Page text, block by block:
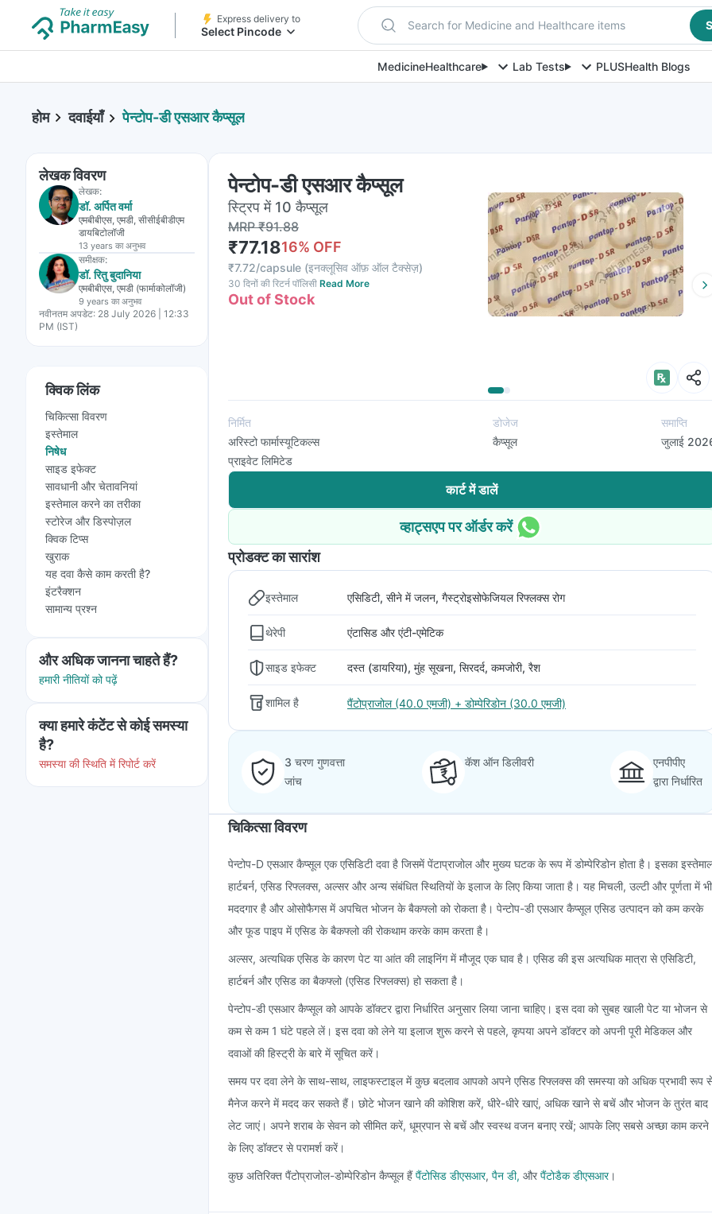
Express delivery to
Select Pincode Search for Medicine and Healthcare items
MedicineHealthcare Lab Tests PLUSHealth Blogs
होम दवाईयाँ पेन्टोप-डी एसआर कैप्सूल
लेखक विवरण
लेखक:
डॉ. अर्पित वर्मा
एमबीबीएस, एमडी, सीसीईबीडीएम
डायबिटोलॉजी
13 years का अनुभव
समीक्षक:
डॉ. रितु बुदानिया
एमबीबीएस, एमडी (फार्माकोलॉजी)
9 years का अनुभव
नवीनतम अपडेट: 28 July 2026 | 12:33
PM (IST)
क्विक लिंक
चिकित्सा विवरण
इस्तेमाल
निषेध
साइड इफेक्ट
सावधानी और चेतावनियां
इस्तेमाल करने का तरीका
स्टोरेज और डिस्पोज़ल
क्विक टिप्स
खुराक
यह दवा कैसे काम करती है?
इंटरैक्शन
सामान्य प्रश्न
और अधिक जानना चाहते हैं?
हमारी नीतियों को पढ़ें
क्या हमारे कंटेंट से कोई समस्या
है?
समस्या की स्थिति में रिपोर्ट करें
पेन्टोप-डी एसआर कैप्सूल
स्ट्रिप में 10 कैप्सूल
MRP₹91.88
₹77.1816% OFF
₹7.72/capsule (इनक्लूसिव ऑफ़ ऑल टैक्सेज़)
30 दिनों की रिटर्न पॉलिसी Read More
Out of Stock
निर्मित
अरिस्टो फार्मास्यूटिकल्स
प्राइवेट लिमिटेड
डोजेज
कैप्सूल
समाप्ति
जुलाई
कार्ट में डालें
व्हाट्सएप पर ऑर्डर करें
प्रोडक्ट का सारांश
इस्तेमाल एसिडिटी, सीने में जलन, गैस्ट्रोइसोफेजियल रिफ्लक्स रोग
थेरेपी एंटासिड और एंटी-एमेटिक
साइड इफेक्ट दस्त (डायरिया), मुंह सूखना, सिरदर्द, कमजोरी, रैश
शामिल है पैंटोप्राजोल (40.0 एमजी) + डोम्पेरिडोन (30.0 एमजी)
3 चरण गुणवत्ता
जांच
कॅश ऑन डिलीवरी
एनपीपीए
द्वारा निर्धारित
चिकित्सा विवरण
पेन्टोप-D एसआर कैप्सूल एक एसिडिटी दवा है जिसमें पेंटाप्राजोल और मुख्य घटक के रूप में डोम्पेरिडोन होता है। इसका
हार्टबर्न, एसिड रिफ्लक्स, अल्सर और अन्य संबंधित स्थितियों के इलाज के लिए किया जाता है। यह मिचली, उल्टी और पूर्णता में भी
मददगार है और ओसोफैगस में अपचित भोजन के बैकफ्लो को रोकता है। पेन्टोप-डी एसआर कैप्सूल एसिड उत्पादन को कम करके
और फूड पाइप में एसिड के बैकफ्लो की रोकथाम करके काम करता है।
अल्सर, अत्यधिक एसिड के कारण पेट या आंत की लाइनिंग में मौजूद एक घाव है। एसिड की इस अत्यधिक मात्रा से एसिडिटी,
हार्टबर्न और एसिड का बैकफ्लो (एसिड रिफ्लक्स) हो सकता है।
पेन्टोप-डी एसआर कैप्सूल को आपके डॉक्टर द्वारा निर्धारित अनुसार लिया जाना चाहिए। इस दवा को सुबह खाली पेट या भोजन से
कम से कम 1 घंटे पहले लें। इस दवा को लेने या इलाज शुरू करने से पहले, कृपया अपने डॉक्टर को अपनी पूरी मेडिकल और
दवाओं की हिस्ट्री के बारे में सूचित करें।
समय पर दवा लेने के साथ-साथ, लाइफस्टाइल में कुछ बदलाव आपको अपने एसिड रिफ्लक्स की समस्या को अधिक प्रभावी रूप
मैनेज करने में मदद कर सकते हैं। छोटे भोजन खाने की कोशिश करें, धीरे-धीरे खाएं, अधिक खाने से बचें और भोजन के तुरंत बाद
लेट जाएं। अपने शराब के सेवन को सीमित करें, धूम्रपान से बचें और स्वस्थ वजन बनाए रखें; आपके लिए सबसे अच्छा काम करने
के लिए डॉक्टर से परामर्श करें।
कुछ अतिरिक्त पैंटोप्राजोल-डोम्पेरिडोन कैप्सूल हैंपैंटोसिड डीएसआर, पैन डी, औरपैंटोडैक डीएसआर।